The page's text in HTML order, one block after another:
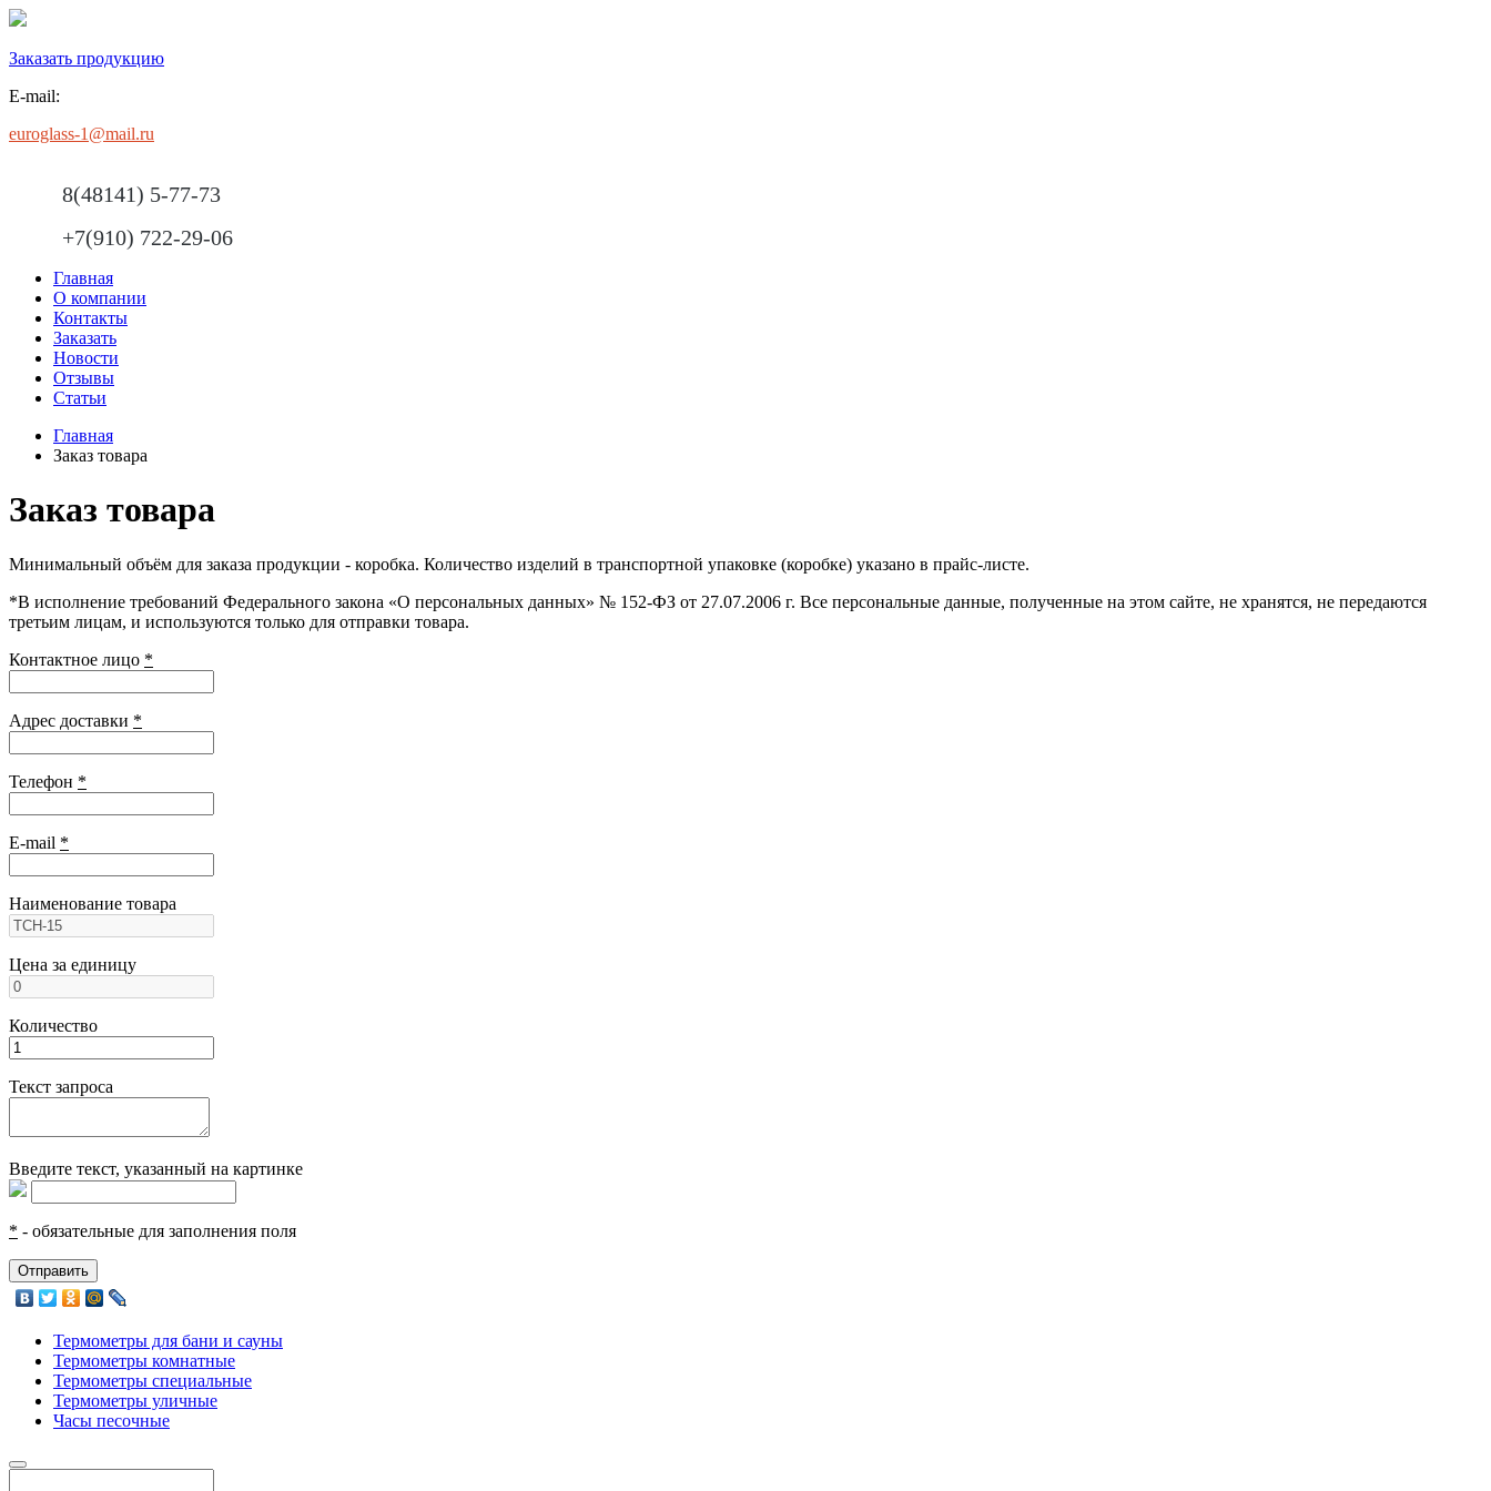
Заказать продукцию
E-mail:
euroglass-1@mail.ru
8(48141) 5-77-73
+7(910) 722-29-06
Главная
О компании
Контакты
Заказать
Новости
Отзывы
Статьи
Главная
Заказ товара
Заказ товара
Минимальный объём для заказа продукции - коробка. Количество изделий в транспортной упаковке (коробке) указано в прайс-листе.
*В исполнение требований Федерального закона «О персональных данных» № 152-ФЗ от 27.07.2006 г. Все персональные данные, полученные на этом сайте, не хранятся, не передаются
третьим лицам, и используются только для отправки товара.
Контактное лицо *
Адрес доставки *
Телефон *
E-mail *
Наименование товара
Цена за единицу
Количество
Текст запроса
Введите текcт, указанный на картинке
* - обязательные для заполнения поля
Отправить
Термометры для бани и сауны
Термометры комнатные
Термометры специальные
Термометры уличные
Часы песочные